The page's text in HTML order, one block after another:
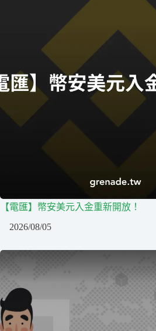
【電匯】幣安美元入金重新開放！
2026/08/05